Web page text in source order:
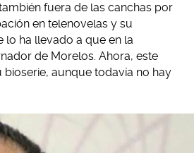
fuera de las canchas por
en telenovelas y su
lo ha llevado a que en la
de Morelos. Ahora, este
aunque todavía no hay